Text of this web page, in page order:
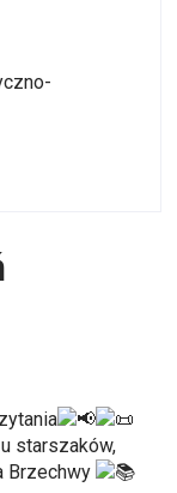
starszaków,
Brzechwy